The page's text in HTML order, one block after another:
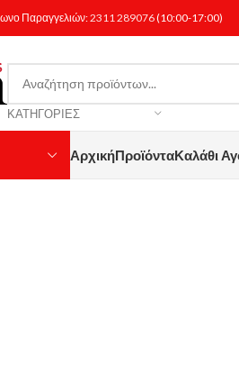
Παραγγελιών:2311 289076(10:00-17:00)
ΚΑΤΗΓΟΡΊΕΣ
ΑρχικήΠροϊόνταΚαλάθι